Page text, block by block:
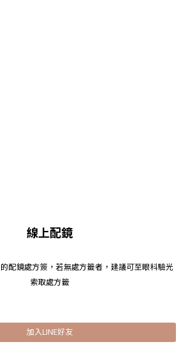
線上配鏡
的配鏡處方簽，若無處方籤者，建議可至眼科驗光
索取處方籤
加入LINE好友